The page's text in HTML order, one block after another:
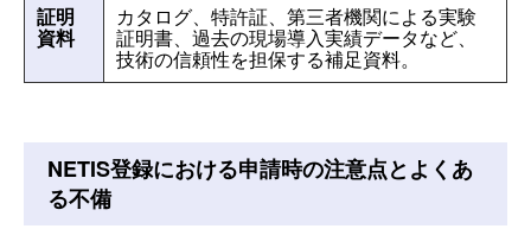
証明
資料
カタログ、特許証、第三者機関による実験
証明書、過去の現場導入実績データなど、
技術の信頼性を担保する補足資料。
NETIS登録における申請時の注意点とよくあ
る不備